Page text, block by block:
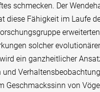
schmecken. Der
diese Fähigkeit im Laufe
solcher
ein ganzheitlicher
Geschmackssinn von